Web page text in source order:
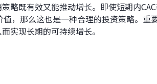
略既有效又能推动增长。即使短期内
，那么这也是一种合理的投资策略。重
实现长期的可持续增长。